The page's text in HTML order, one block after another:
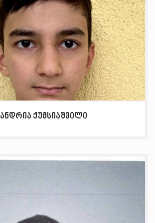
ანდრია ქუმსიაშვილი